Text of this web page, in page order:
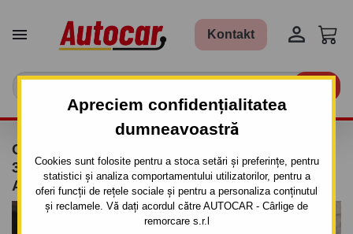
Apreciem confidențialitatea
dumneavoastră
Cookies sunt folosite pentru a stoca setări și preferințe, pentru
statistici și analiza comportamentului utilizatorilor, pentru a
oferi funcții de rețele sociale și pentru a personaliza conținutul
și reclamele. Vă dați acordul către AUTOCAR - Cârlige de
remorcare s.r.l
 Kontakt 
CÂRLIG DE REMORCARE PENTRU MAZDA
323 - 4 UŞI.(BJ) - SISTEM DEMONTABIL
AUTOMAT CLEMĂ